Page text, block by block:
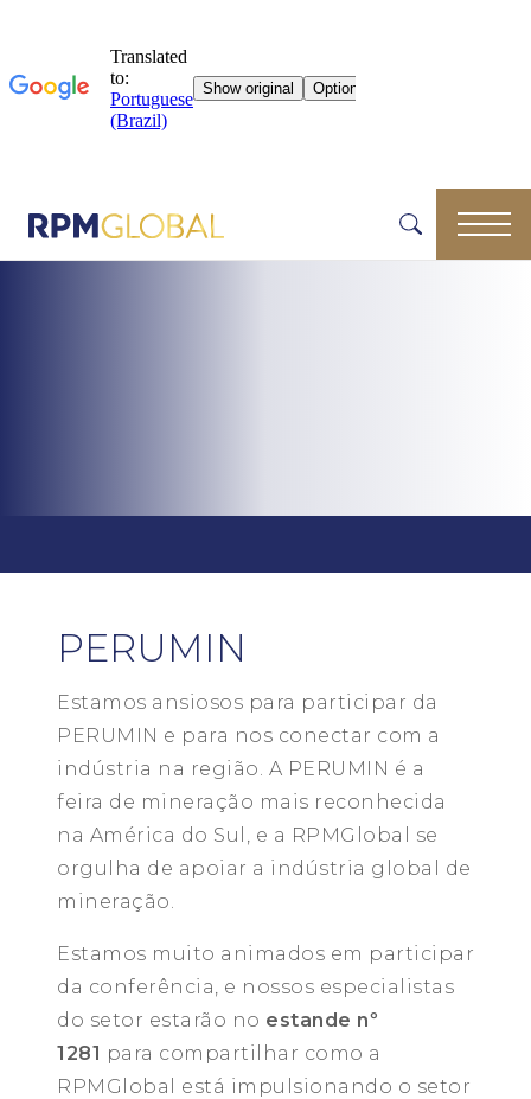
PERUMIN
Estamos ansiosos para participar da
PERUMIN e para nos conectar com a
indústria na região. A PERUMIN é a
feira de mineração mais reconhecida
na América do Sul, e a RPMGlobal se
orgulha de apoiar a indústria global de
mineração.
Estamos muito animados em participar
da conferência, e nossos especialistas
do setor estarão no estande nº
1281 para compartilhar como a
RPMGlobal está impulsionando o setor